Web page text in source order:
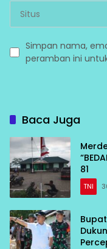
Simpan nama,
peramban ini
Baca Juga
Merdeka! 🇮🇩
81
TNI